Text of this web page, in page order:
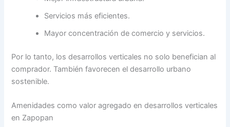
Servicios más eficientes.
Mayor concentración de comercio y servicios.
Por lo tanto, los desarrollos verticales no solo benefician al
comprador. También favorecen el desarrollo urbano
sostenible.
Amenidades como valor agregado en desarrollos verticales
en Zapopan